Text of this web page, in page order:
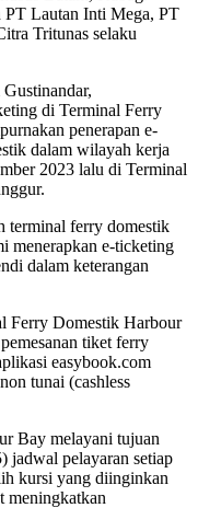
PT Lautan Inti Mega, PT
Tritunas selaku
di Terminal Ferry
penerapan e-
dalam wilayah kerja
2023 lalu di Terminal
terminal ferry domestik
menerapkan e-ticketing
dalam keterangan
Ferry Domestik Harbour
tiket ferry
easybook.com
tunai (cashless
Bay melayani tujuan
jadwal pelayaran setiap
kursi yang diinginkan
meningkatkan